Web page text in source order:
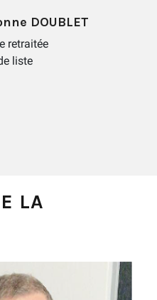
DOUBLET
retraitée
liste
LA